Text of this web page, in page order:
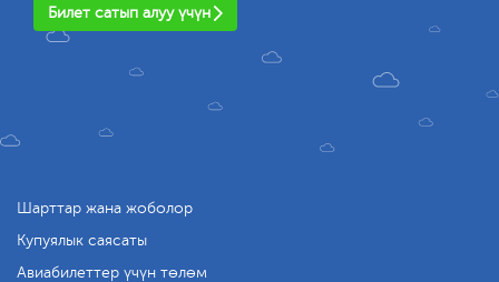
Билет сатып алуу үчүн
Шарттар жана жоболор
Купуялык саясаты
Авиабилеттер үчүн төлөм